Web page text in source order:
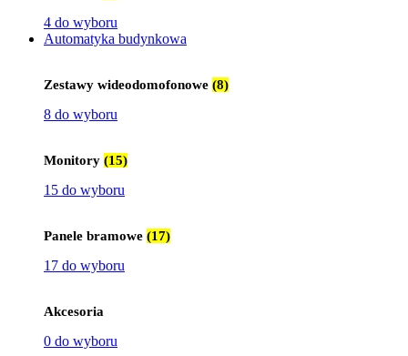
4 do wyboru
Automatyka budynkowa
Zestawy wideodomofonowe (8)
8 do wyboru
Monitory (15)
15 do wyboru
Panele bramowe (17)
17 do wyboru
Akcesoria
0 do wyboru